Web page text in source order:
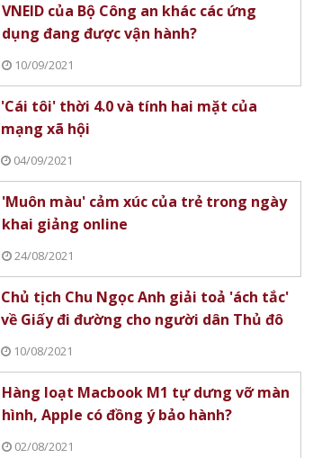
VNEID của Bộ Công an khác các ứng
dụng đang được vận hành?
10/09/2021
'Cái tôi' thời 4.0 và tính hai mặt của
mạng xã hội
04/09/2021
'Muôn màu' cảm xúc của trẻ trong ngày
khai giảng online
24/08/2021
Chủ tịch Chu Ngọc Anh giải toả 'ách tắc'
về Giấy đi đường cho người dân Thủ đô
10/08/2021
Hàng loạt Macbook M1 tự dưng vỡ màn
hình, Apple có đồng ý bảo hành?
02/08/2021